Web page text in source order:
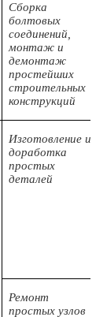
Сборка
болтовых
соединений,
монтаж и
демонтаж
простейших
строительных
конструкций
Изготовление и
доработка
простых
деталей
Ремонт
простых узлов